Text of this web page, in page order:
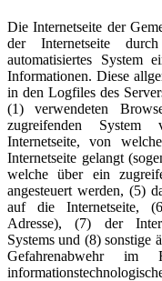
Die Internetseite der
der Internetseite
automatisiertes System
Informationen. Diese
in den Logfiles des
(1) verwendeten
zugreifenden System
Internetseite, von
Internetseite gelangt
welche über ein
angesteuert werden, (5)
auf die Internetseite,
Adresse), (7) der
Systems und (8) sonstige
Gefahrenabwehr